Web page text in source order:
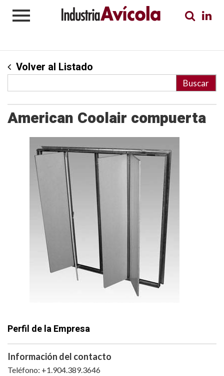
Volver al Listado
American Coolair compuerta
Perfil de la Empresa
Información del contacto
Teléfono: +1.904.389.3646